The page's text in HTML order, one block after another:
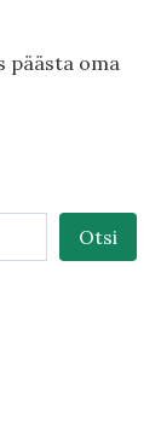
päästa oma
Otsi